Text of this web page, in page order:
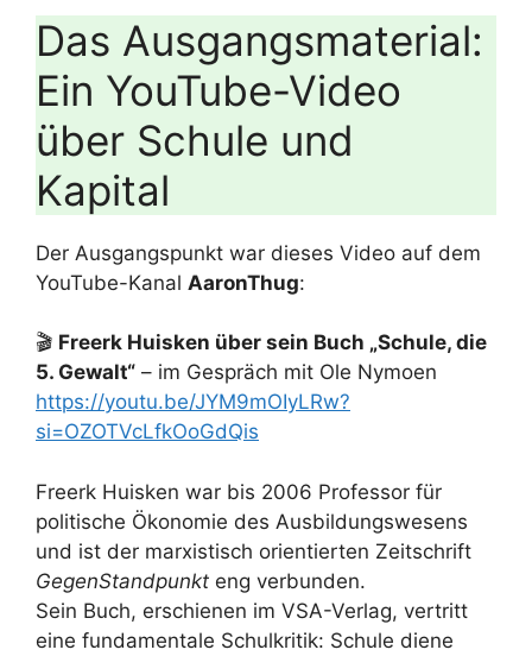
Das Ausgangsmaterial:
Ein YouTube-Video
über Schule und
Kapital
Der Ausgangspunkt war dieses Video auf dem
YouTube-Kanal AaronThug:
🎬 Freerk Huisken über sein Buch „Schule, die
5. Gewalt“ – im Gespräch mit Ole Nymoen
https://youtu.be/JYM9mOIyLRw?
si=OZOTVcLfkOoGdQis
Freerk Huisken war bis 2006 Professor für
politische Ökonomie des Ausbildungswesens
und ist der marxistisch orientierten Zeitschrift
GegenStandpunkt eng verbunden.
Sein Buch, erschienen im VSA-Verlag, vertritt
eine fundamentale Schulkritik: Schule diene